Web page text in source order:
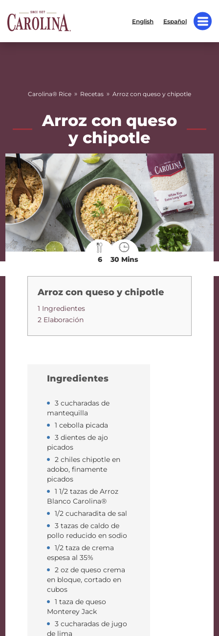
English Español
Carolina® Rice » Recetas » Arroz con queso y chipotle
Arroz con queso
y chipotle
6 30 Mins
Arroz con queso y chipotle
1 Ingredientes
2 Elaboración
Ingredientes
3 cucharadas de
mantequilla
1 cebolla picada
3 dientes de ajo
picados
2 chiles chipotle en
adobo, finamente
picados
1 1/2 tazas de Arroz
Blanco Carolina®
1/2 cucharadita de sal
3 tazas de caldo de
pollo reducido en sodio
1/2 taza de crema
espesa al 35%
2 oz de queso crema
en bloque, cortado en
cubos
1 taza de queso
Monterey Jack
3 cucharadas de jugo
de lima